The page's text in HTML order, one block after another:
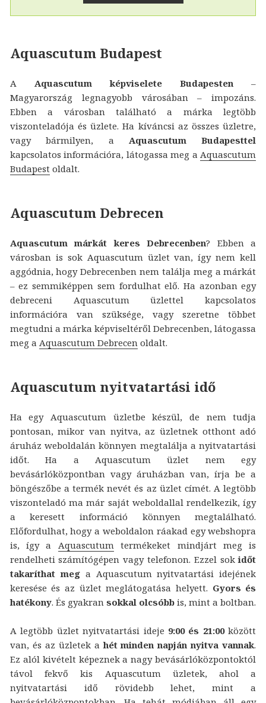
Aquascutum Budapest
A Aquascutum képviselete Budapesten –
Magyarország legnagyobb városában – impozáns.
Ebben a városban található a márka legtöbb
viszonteladója és üzlete. Ha kíváncsi az összes üzletre,
vagy bármilyen, a Aquascutum Budapesttel
kapcsolatos információra, látogassa meg a Aquascutum
Budapest oldalt.
Aquascutum Debrecen
Aquascutum márkát keres Debrecenben? Ebben a
városban is sok Aquascutum üzlet van, így nem kell
aggódnia, hogy Debrecenben nem találja meg a márkát
– ez semmiképpen sem fordulhat elő. Ha azonban egy
debreceni Aquascutum üzlettel kapcsolatos
információra van szüksége, vagy szeretne többet
megtudni a márka képviseltéről Debrecenben, látogassa
meg a Aquascutum Debrecen oldalt.
Aquascutum nyitvatartási idő
Ha egy Aquascutum üzletbe készül, de nem tudja
pontosan, mikor van nyitva, az üzletnek otthont adó
áruház weboldalán könnyen megtalálja a nyitvatartási
időt. Ha a Aquascutum üzlet nem egy
bevásárlóközpontban vagy áruházban van, írja be a
böngészőbe a termék nevét és az üzlet címét. A legtöbb
viszonteladó ma már saját weboldallal rendelkezik, így
a keresett információ könnyen megtalálható.
Előfordulhat, hogy a weboldalon ráakad egy webshopra
is, így a Aquascutum termékeket mindjárt meg is
rendelheti számítógépen vagy telefonon. Ezzel sokidőt
takaríthat mega Aquascutum nyitvatartási idejének
keresése és az üzlet meglátogatása helyett. Gyors és
hatékony. És gyakran sokkal olcsóbbis, mint a boltban.
A legtöbb üzlet nyitvatartási ideje 9:00 és 21:00között
van, és az üzletek ahét minden napján nyitva vannak.
Ez alól kivételt képeznek a nagy bevásárlóközpontoktól
távol fekvő kis Aquascutum üzletek, ahol a
nyitvatartási idő rövidebb lehet, mint a